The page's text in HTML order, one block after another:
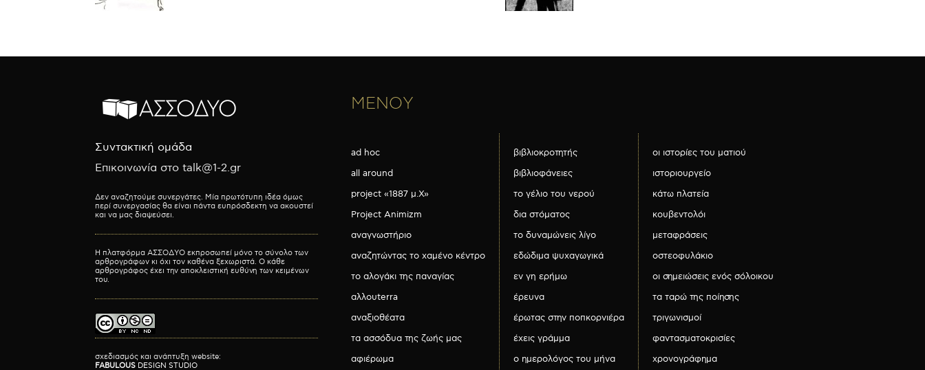
Συντακτική ομάδα
Επικοινωνία στο talk@1-2.gr
Δεν αναζητούμε συνεργάτες. Μία πρωτότυπη ιδέα όμως
περί συνεργασίας θα είναι πάντα ευπρόσδεκτη να ακουστεί
και να μας διαψεύσει.
Η πλατφόρμα ΑΣΣΟΔΥΟ εκπροσωπεί μόνο το σύνολο των
αρθρογράφων κι όχι τον καθένα ξεχωριστά. Ο κάθε
αρθρογράφος έχει την αποκλειστική ευθύνη των κειμένων
του.
σχεδιασμός και ανάπτυξη website:
FABULOUS DESIGN STUDIO
ΜΕΝΟΥ
ad hoc
all around
project «1887 μ.Χ»
Project Animizm
αναγνωστήριο
αναζητώντας το χαμένο κέντρο
το αλογάκι της παναγίας
αλλουterra
αναξιοθέατα
τα ασσόδυα της ζωής μας
αφιέρωμα
βιβλιοκροτητής
βιβλιοφάνειες
το γέλιο του νερού
δια στόματος
το δυναμώνεις λίγο
εδώδιμα ψυχαγωγικά
εν γη ερήμω
έρευνα
έρωτας στην ποπκορνιέρα
έχεις γράμμα
ο ημερολόγος του μήνα
οι ιστορίες του ματιού
ιστοριουργείο
κάτω πλατεία
κουβεντολόι
μεταφράσεις
οστεοφυλάκιο
οι σημειώσεις ενός σόλοικου
τα ταρώ της ποίησης
τριγωνισμοί
φαντασματοκρισίες
χρονογράφημα